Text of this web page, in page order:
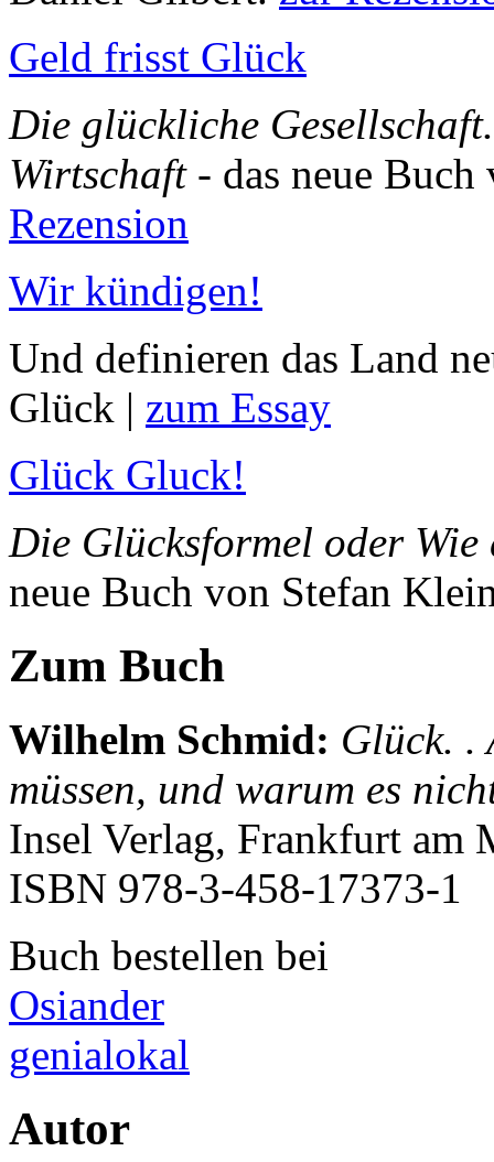
Geld frisst Glück
Die glückliche
Wirtschaft- das neue
Rezension
Wir kündigen!
Und definieren das Land
Glück | zum Essay
Glück Gluck!
Die Glücksformel oder Wie
neue Buch von Stefan
Zum Buch
Wilhelm Schmid: Glück. .
müssen, und warum es
Insel Verlag, Frankfurt am
ISBN 978-3-458-17373-1
Buch bestellen bei
Osiander
genialokal
Autor